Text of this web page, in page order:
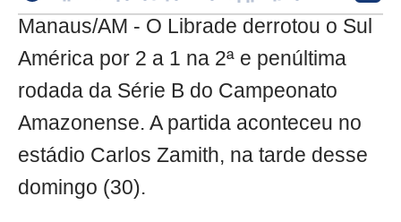
Manaus/AM - O Librade derrotou o Sul
América por 2 a 1 na 2ª e penúltima
rodada da Série B do Campeonato
Amazonense. A partida aconteceu no
estádio Carlos Zamith, na tarde desse
domingo (30).